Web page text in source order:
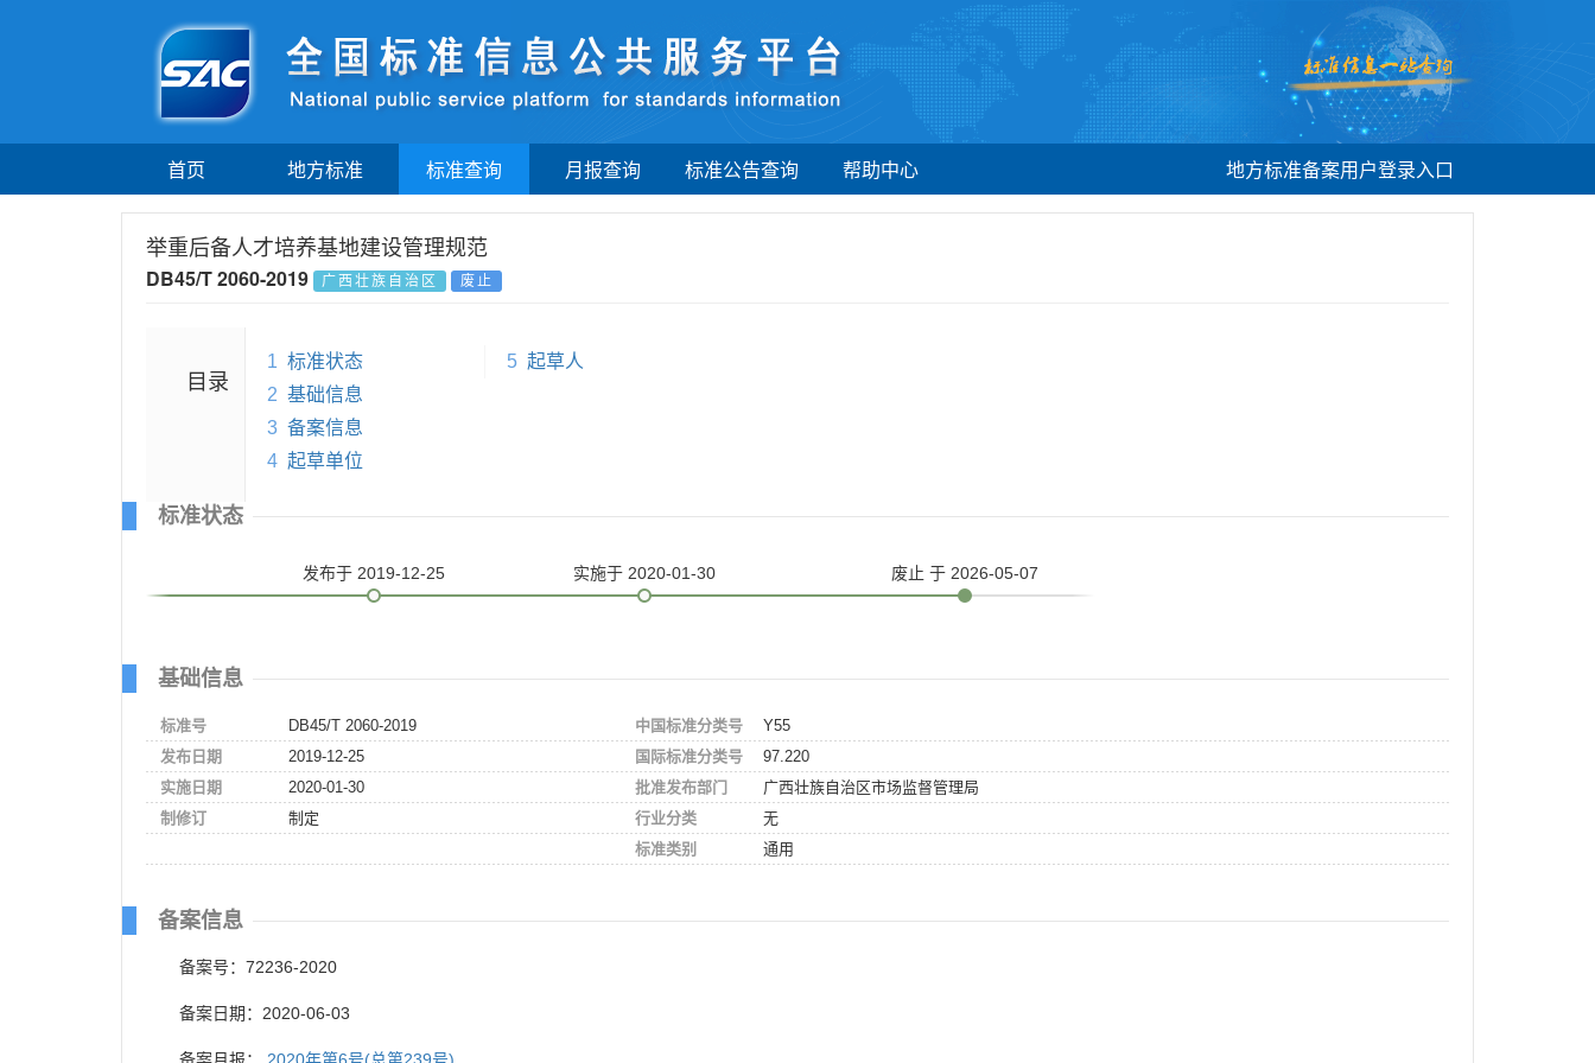
首页 地方标准 标准查询 月报查询 标准公告查询 帮助中心 地方标准备案用户登录入口
举重后备人才培养基地建设管理规范
DB45/T 2060-2019 广西壮族自治区 废止
目录
1 标准状态
2 基础信息
3 备案信息
4 起草单位
5 起草人
标准状态
发布于 2019-12-25 实施于 2020-01-30 废止 于 2026-05-07
基础信息
标准号
DB45/T 2060-2019
发布日期
2019-12-25
实施日期
2020-01-30
制修订
制定
中国标准分类号
Y55
国际标准分类号
97.220
批准发布部门
广西壮族自治区市场监督管理局
行业分类
无
标准类别
通用
备案信息
备案号：72236-2020
备案日期：2020-06-03